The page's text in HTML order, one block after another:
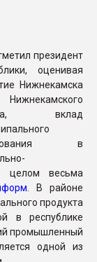
президент
оценивая
Нижнекамска
вклад
в
целом весьма
. В районе
продукта
в республике
промышленный
одной из